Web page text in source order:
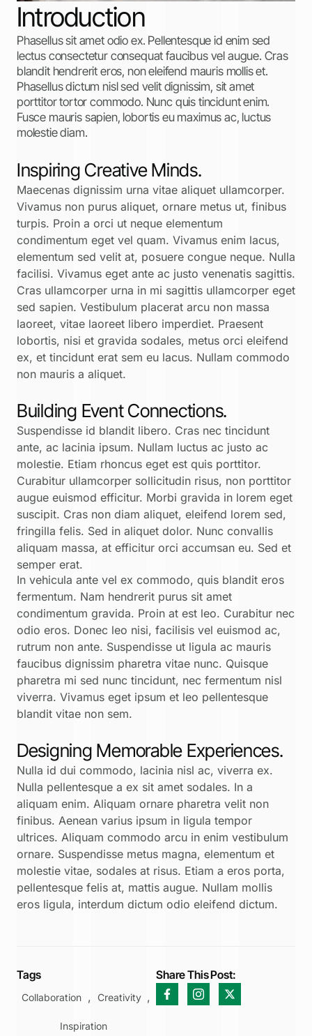
Introduction
Phasellus sit amet odio ex. Pellentesque id enim sed
lectus consectetur consequat faucibus vel augue. Cras
blandit hendrerit eros, non eleifend mauris mollis et.
Phasellus dictum nisl sed velit dignissim, sit amet
porttitor tortor commodo. Nunc quis tincidunt enim.
Fusce mauris sapien, lobortis eu maximus ac, luctus
molestie diam.
Inspiring Creative Minds.
Maecenas dignissim urna vitae aliquet ullamcorper.
Vivamus non purus aliquet, ornare metus ut, finibus
turpis. Proin a orci ut neque elementum
condimentum eget vel quam. Vivamus enim lacus,
elementum sed velit at, posuere congue neque. Nulla
facilisi. Vivamus eget ante ac justo venenatis sagittis.
Cras ullamcorper urna in mi sagittis ullamcorper eget
sed sapien. Vestibulum placerat arcu non massa
laoreet, vitae laoreet libero imperdiet. Praesent
lobortis, nisi et gravida sodales, metus orci eleifend
ex, et tincidunt erat sem eu lacus. Nullam commodo
non mauris a aliquet.
Building Event Connections.
Suspendisse id blandit libero. Cras nec tincidunt
ante, ac lacinia ipsum. Nullam luctus ac justo ac
molestie. Etiam rhoncus eget est quis porttitor.
Curabitur ullamcorper sollicitudin risus, non porttitor
augue euismod efficitur. Morbi gravida in lorem eget
suscipit. Cras non diam aliquet, eleifend lorem sed,
fringilla felis. Sed in aliquet dolor. Nunc convallis
aliquam massa, at efficitur orci accumsan eu. Sed et
semper erat.
In vehicula ante vel ex commodo, quis blandit eros
fermentum. Nam hendrerit purus sit amet
condimentum gravida. Proin at est leo. Curabitur nec
odio eros. Donec leo nisi, facilisis vel euismod ac,
rutrum non ante. Suspendisse ut ligula ac mauris
faucibus dignissim pharetra vitae nunc. Quisque
pharetra mi sed nunc tincidunt, nec fermentum nisl
viverra. Vivamus eget ipsum et leo pellentesque
blandit vitae non sem.
Designing Memorable Experiences.
Nulla id dui commodo, lacinia nisl ac, viverra ex.
Nulla pellentesque a ex sit amet sodales. In a
aliquam enim. Aliquam ornare pharetra velit non
finibus. Aenean varius ipsum in ligula tempor
ultrices. Aliquam commodo arcu in enim vestibulum
ornare. Suspendisse metus magna, elementum et
molestie vitae, sodales at risus. Etiam a eros porta,
pellentesque felis at, mattis augue. Nullam mollis
eros ligula, interdum dictum odio eleifend dictum.
Tags
Collaboration , Creativity ,
Inspiration
Share This Post: